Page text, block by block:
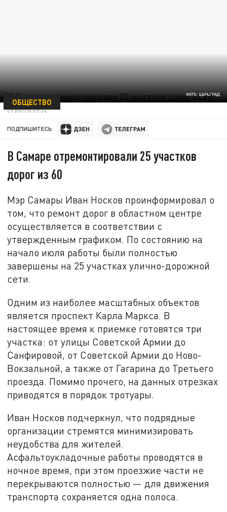
ФОТО: ЦАРЬГРАД
ОБЩЕСТВО
09 ИЮЛЯ 09:34
ПОДПИШИТЕСЬ:
В Самаре отремонтировали 25 участков
дорог из 60
Мэр Самары Иван Носков проинформировал о
том, что ремонт дорог в областном центре
осуществляется в соответствии с
утвержденным графиком. По состоянию на
начало июля работы были полностью
завершены на 25 участках улично-дорожной
сети.
Одним из наиболее масштабных объектов
является проспект Карла Маркса. В
настоящее время к приемке готовятся три
участка: от улицы Советской Армии до
Санфировой, от Советской Армии до Ново-
Вокзальной, а также от Гагарина до Третьего
проезда. Помимо прочего, на данных отрезках
приводятся в порядок тротуары.
Иван Носков подчеркнул, что подрядные
организации стремятся минимизировать
неудобства для жителей.
Асфальтоукладочные работы проводятся в
ночное время, при этом проезжие части не
перекрываются полностью — для движения
транспорта сохраняется одна полоса.